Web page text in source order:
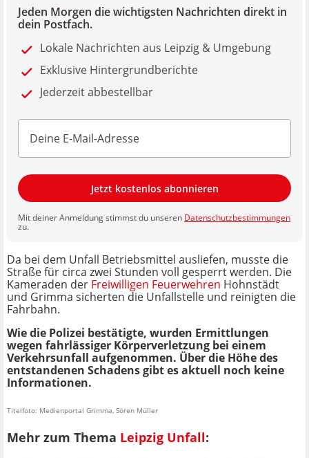
Jeden Morgen die wichtigsten Nachrichten direkt in
dein Postfach.
Lokale Nachrichten aus Leipzig & Umgebung
Exklusive Hintergrundberichte
Jederzeit abbestellbar
Jetzt kostenlos abonnieren
Mit deiner Anmeldung stimmst du unseren Datenschutzbestimmungen
zu.
Da bei dem Unfall Betriebsmittel ausliefen, musste die
Straße für circa zwei Stunden voll gesperrt werden. Die
Kameraden der Freiwilligen Feuerwehren Hohnstädt
und Grimma sicherten die Unfallstelle und reinigten die
Fahrbahn.
Wie die Polizei bestätigte, wurden Ermittlungen
wegen fahrlässiger Körperverletzung bei einem
Verkehrsunfall aufgenommen. Über die Höhe des
entstandenen Schadens gibt es aktuell noch keine
Informationen.
Titelfoto: Medienportal Grimma, Sören Müller
Mehr zum Thema Leipzig Unfall: